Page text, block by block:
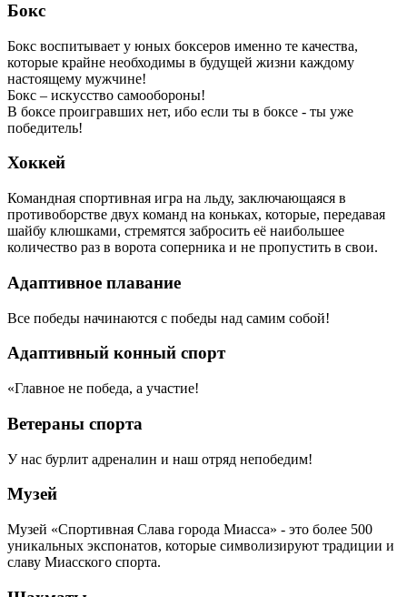
Бокс
Бокс воспитывает у юных боксеров именно те качества,
которые крайне необходимы в будущей жизни каждому
настоящему мужчине!
Бокс – искусство самообороны!
В боксе проигравших нет, ибо если ты в боксе - ты уже
победитель!
Хоккей
Командная спортивная игра на льду, заключающаяся в
противоборстве двух команд на коньках, которые, передавая
шайбу клюшками, стремятся забросить её наибольшее
количество раз в ворота соперника и не пропустить в свои.
Адаптивное плавание
Все победы начинаются с победы над самим собой!
Адаптивный конный спорт
«Главное не победа, а участие!
Ветераны спорта
У нас бурлит адреналин и наш отряд непобедим!
Музей
Музей «Спортивная Слава города Миасса» - это более 500
уникальных экспонатов, которые символизируют традиции и
славу Миасского спорта.